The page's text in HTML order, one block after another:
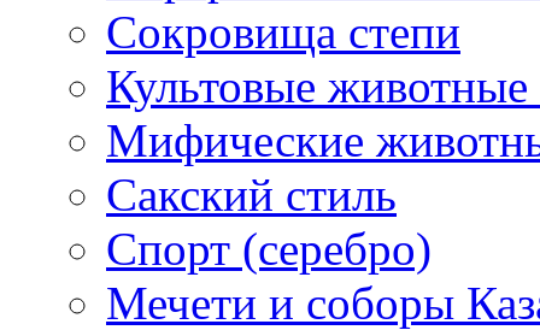
Сокровища степи
Культовые
Мифические
Сакский стиль
Спорт (серебро)
Мечети и соборы